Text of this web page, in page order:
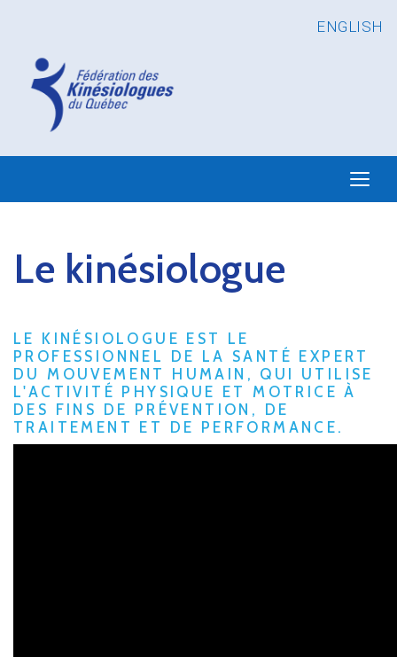
ENGLISH
Le kinésiologue
LE KINÉSIOLOGUE EST LE
PROFESSIONNEL DE LA SANTÉ EXPERT
DU MOUVEMENT HUMAIN, QUI UTILISE
L'ACTIVITÉ PHYSIQUE ET MOTRICE À
DES FINS DE PRÉVENTION, DE
TRAITEMENT ET DE PERFORMANCE.